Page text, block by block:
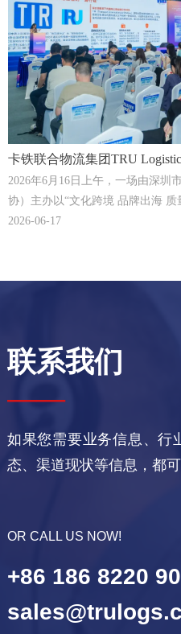
联系我们
——
如果您需要业务信息、行
态、渠道现状等信息，都可
+86 186 8220
OR CALL US NOW!
卡铁联合物流集团TRU
电商贸易博览会，并做"TIR在
Logistics
2026年6月16日上午，一场由深圳
协）主办以“文化跨境 品牌出海
跨境电商贸易博览会暨2026深圳外
展中心1号馆Y30，欢迎大家在明
2026-06-17